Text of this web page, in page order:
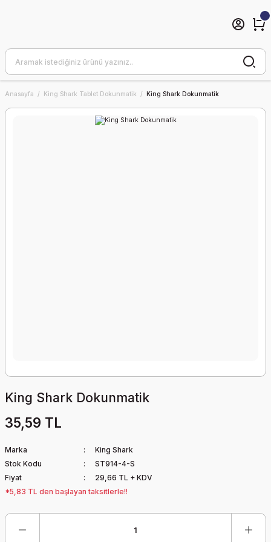
Anasayfa King Shark Tablet Dokunmatik King Shark Dokunmatik
King Shark Dokunmatik
35,59 TL
Marka
King Shark
Stok Kodu
ST914-4-S
Fiyat
29,66 TL + KDV
*5,83 TL den başlayan taksitlerle!!